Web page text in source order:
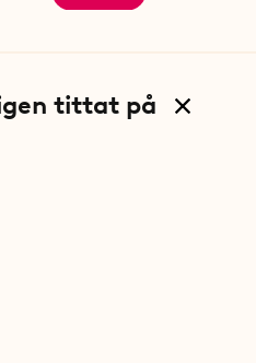
tittat på